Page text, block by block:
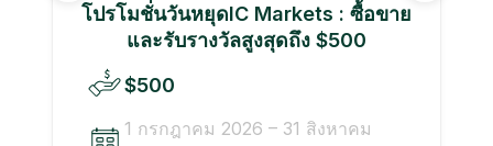
โปรโมชั่นวันหยุดIC Markets : ซื้อขาย
และรับรางวัลสูงสุดถึง $500
$500
1 กรกฎาคม 2026 – 31 สิงหาคม